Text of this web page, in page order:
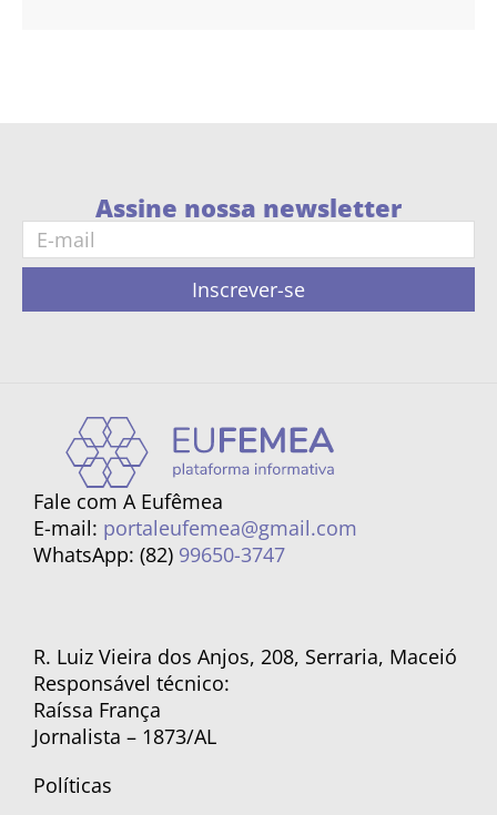
Assine nossa newsletter
Inscrever-se
Fale com A Eufêmea
E-mail: portaleufemea@gmail.com
WhatsApp: (82) 99650-3747
R. Luiz Vieira dos Anjos, 208, Serraria, Maceió
Responsável técnico:
Raíssa França
Jornalista – 1873/AL
Políticas